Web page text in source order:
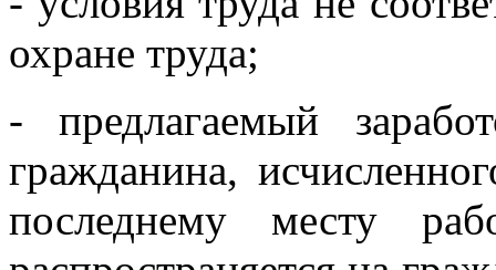
охране труда;
- предлагаемый
гражданина,
последнему месту